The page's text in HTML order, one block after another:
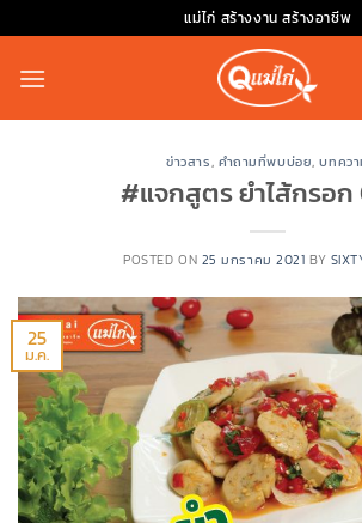
to
content
แม่ไก่ สร้างงาน สร้างอาชีพ
ข่าวสาร, คำถามที่พบบ่อย,บทควา
#แจกสูตร ยำไส้กรอก
POSTED ON 25 มกราคม 2021 BY
25
ม.ค.